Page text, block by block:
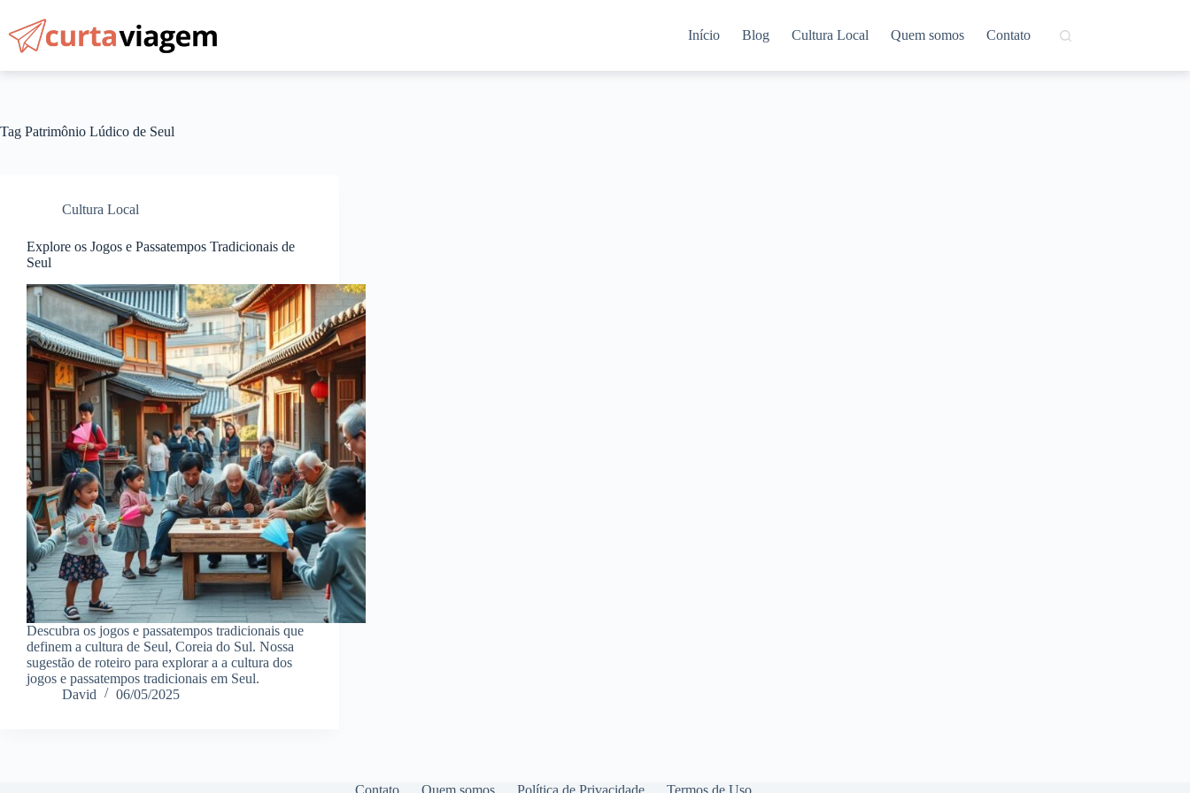
conteúdo
Início Blog Cultura Local Quem somos Contato
Tag Patrimônio Lúdico de Seul
Cultura Local
Explore os Jogos e Passatempos Tradicionais de
Seul
Descubra os jogos e passatempos tradicionais que
definem a cultura de Seul, Coreia do Sul. Nossa
sugestão de roteiro para explorar a a cultura dos
jogos e passatempos tradicionais em Seul.
David
06/05/2025